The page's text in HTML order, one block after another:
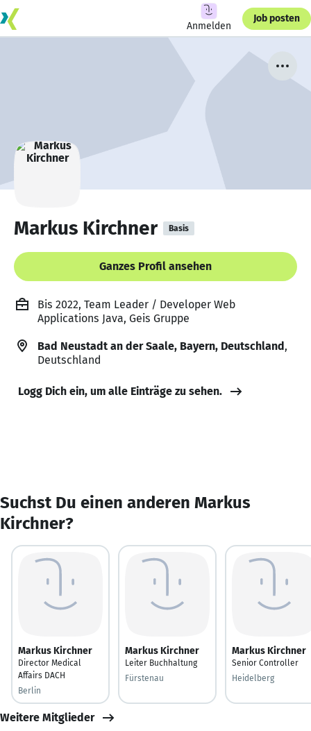
Anmelden
Job posten
Markus Kirchner Basis
Ganzes Profil ansehen
Bis 2022, Team Leader / Developer Web
Applications Java, Geis Gruppe
Bad Neustadt an der Saale, Bayern, Deutschland,
Deutschland
Logg Dich ein, um alle Einträge zu sehen.
Suchst Du einen anderen Markus
Kirchner?
Markus Kirchner
Director Medical
Affairs DACH
Berlin
Markus Kirchner
Leiter Buchhaltung
Fürstenau
Markus Kirchner
Senior Controller
Heidelberg
Weitere Mitglieder